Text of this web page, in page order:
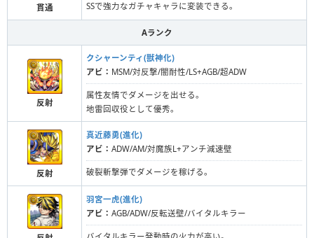
貫通 SSで強力なガチャキャラに変装できる。
Aランク
反射
クシャーンティ(獣神化)
アビ： MSM/対反撃/闇耐性/LS+AGB/超ADW
属性友情でダメージを出せる。
地雷回収役として優秀。
反射
真近藤勇(進化)
アビ： ADW/AM/対魔族L+アンチ減速壁
破裂斬撃弾でダメージを稼げる。
羽宮一虎(進化)
アビ： AGB/ADW/反転送壁/バイタルキラー